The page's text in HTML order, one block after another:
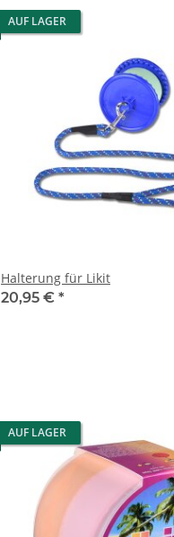
AUF LAGER
Halterung für Likit
20,95 € *
AUF LAGER